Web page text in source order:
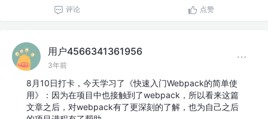
评论 点赞
用户4566341361956
3年前
8月10日打卡，今天学习了《快速入门Webpack的简单使
用》：因为在项目中也接触到了webpack，所以看来这篇
文章之后，对webpack有了更深刻的了解，也为自己之后